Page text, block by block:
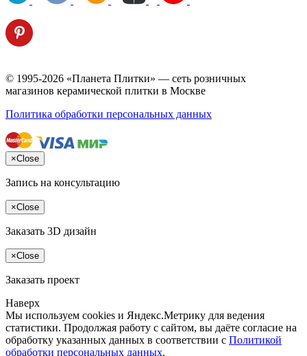
© 1995-2026 «Планета Плитки» — сеть розничных
магазинов керамической плитки в Москве
Политика обработки персональных данных
×Close
Запись на консультацию
×Close
Заказать 3D дизайн
×Close
Заказать проект
Наверх
Мы используем cookies и Яндекс.Метрику для ведения
статистики. Продолжая работу с сайтом, вы даёте согласие на
обработку указанных данных в соответствии с Политикой
обработки персональных данных.